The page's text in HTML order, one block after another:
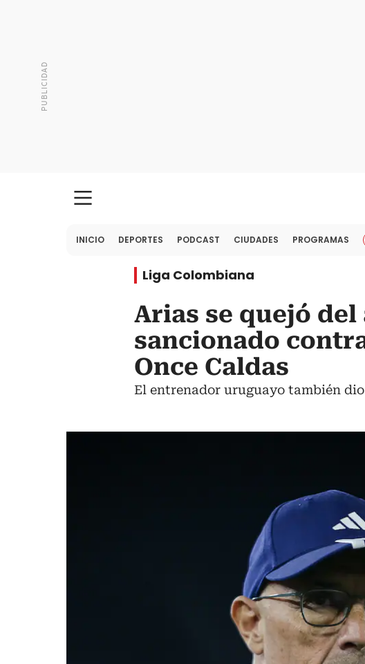
INICIO DEPORTES PODCAST CIUDADES PROGRAMAS
Liga Colombiana
Arias se quejó
sancionado
Once Caldas
El entrenador uruguayo también